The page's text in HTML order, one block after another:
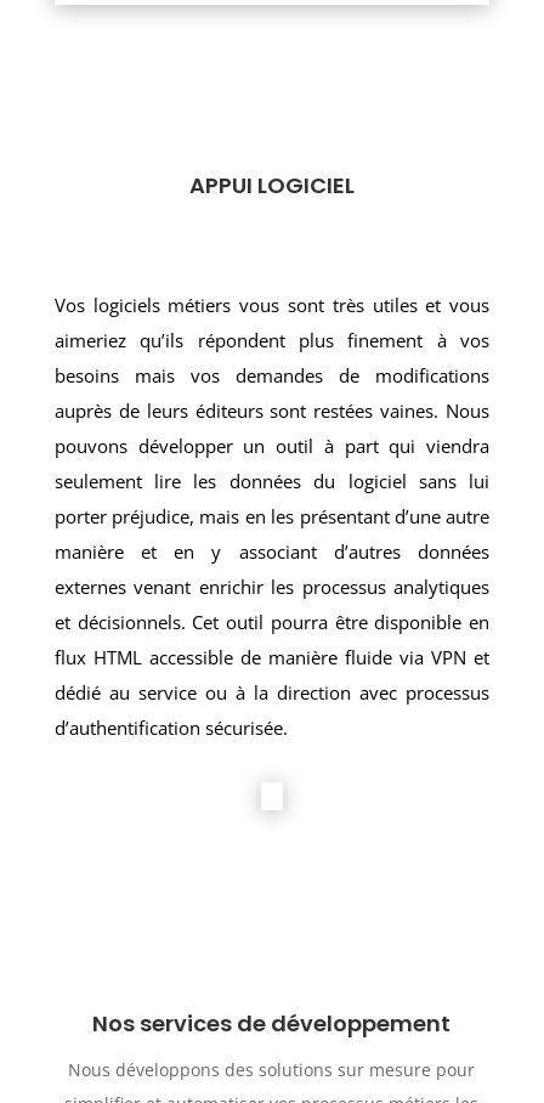
APPUI LOGICIEL
Vos logiciels métiers vous sont très utiles et vous
aimeriez qu’ils répondent plus finement à vos
besoins mais vos demandes de modifications
auprès de leurs éditeurs sont restées vaines. Nous
pouvons développer un outil à part qui viendra
seulement lire les données du logiciel sans lui
porter préjudice, mais en les présentant d’une autre
manière et en y associant d’autres données
externes venant enrichir les processus analytiques
et décisionnels. Cet outil pourra être disponible en
flux HTML accessible de manière fluide via VPN et
dédié au service ou à la direction avec processus
d’authentification sécurisée.
Nos services de développement
Nous développons des solutions sur mesure pour